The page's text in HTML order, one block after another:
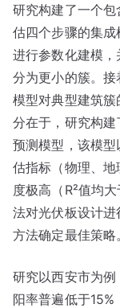
研究构建了一个
估四个步骤的集
进行参数化建模
分为更小的簇。
模型对典型建筑
分在于，研究构
预测模型，该模
估指标（物理、
度极高（R²值均
法对光伏板设计
方法确定最佳策略
研究以西安市为
阳率普遍低于